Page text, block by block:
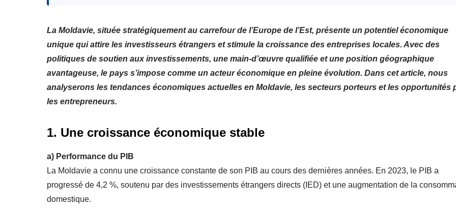
La Moldavie, située stratégiquement au carrefour de l’Europe de l’Est, présente un potentiel économique
unique qui attire les investisseurs étrangers et stimule la croissance des entreprises locales. Avec des
politiques de soutien aux investissements, une main-d’œuvre qualifiée et une position géographique
avantageuse, le pays s’impose comme un acteur économique en pleine évolution. Dans cet article, nous
analyserons les tendances économiques actuelles en Moldavie, les secteurs porteurs et les opportunités
les entrepreneurs.
1. Une croissance économique stable
a) Performance du PIB
La Moldavie a connu une croissance constante de son PIB au cours des dernières années. En 2023, le PIB a
progressé de 4,2 %, soutenu par des investissements étrangers directs (IED) et une augmentation de la
domestique.